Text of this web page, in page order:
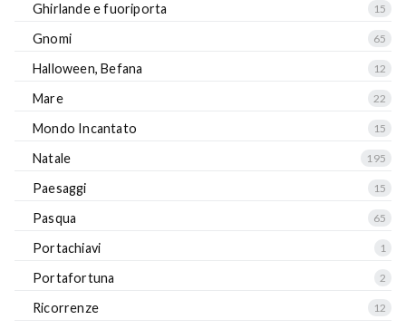
Ghirlande e fuoriporta 15
Gnomi 65
Halloween, Befana 12
Mare 22
Mondo Incantato 15
Natale 195
Paesaggi 15
Pasqua 65
Portachiavi 1
Portafortuna 2
Ricorrenze 12